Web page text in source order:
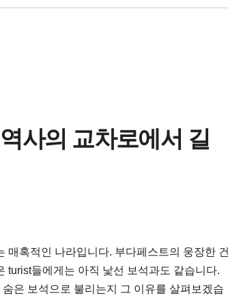
사의 교차로에서 길
매혹적인 나라입니다. 부다페스트의 웅장한 건
turist들에게는 아직 낯선 보석과도 같습니다.
은 보석으로 불리는지 그 이유를 살펴보겠습